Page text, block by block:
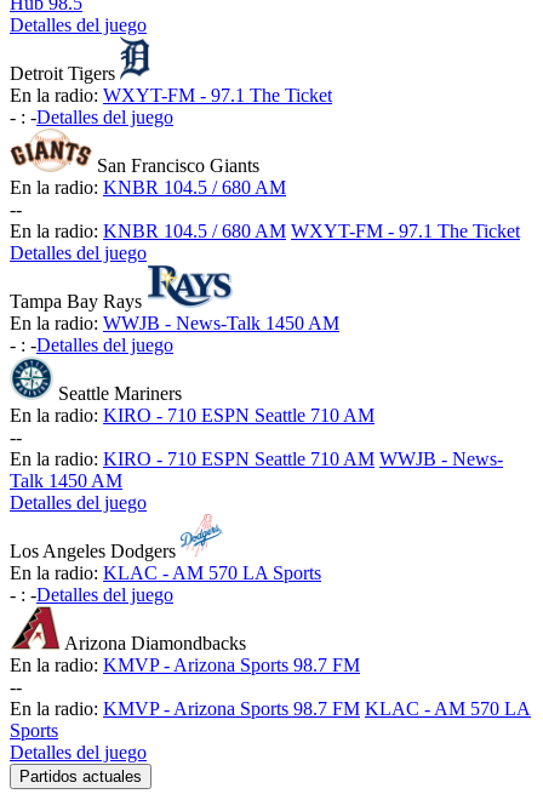
Detalles del juego
Detroit Tigers
En la radio: WXYT-FM - 97.1 The Ticket
- : -Detalles del juego
San Francisco Giants
En la radio: KNBR 104.5 / 680 AM
--
En la radio: KNBR 104.5 / 680 AM WXYT-FM - 97.1 The Ticket
Detalles del juego
Tampa Bay Rays
En la radio: WWJB - News-Talk 1450 AM
- : -Detalles del juego
Seattle Mariners
En la radio: KIRO - 710 ESPN Seattle 710 AM
--
En la radio: KIRO - 710 ESPN Seattle 710 AM WWJB - News-
Talk 1450 AM
Detalles del juego
Los Angeles Dodgers
En la radio: KLAC - AM 570 LA Sports
- : -Detalles del juego
Arizona Diamondbacks
En la radio: KMVP - Arizona Sports 98.7 FM
--
En la radio: KMVP - Arizona Sports 98.7 FM KLAC - AM 570 LA
Sports
Detalles del juego
Partidos actuales